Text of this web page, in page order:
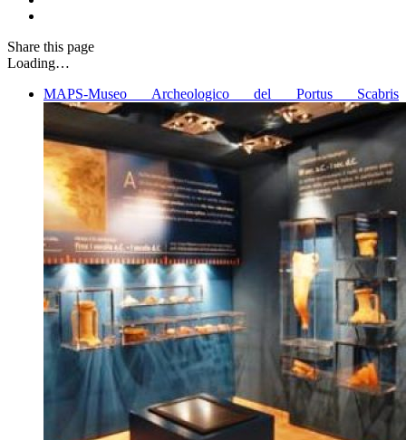
Share this page
Loading…
MAPS-Museo Archeologico del Portus Scabris